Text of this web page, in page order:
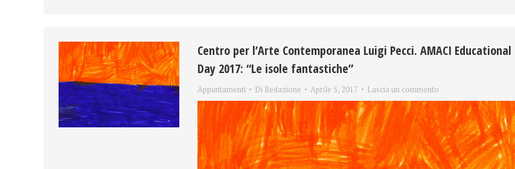
Centro per l’Arte Contemporanea Luigi Pecci. AMACI Educational
Day 2017: “Le isole fantastiche”
Appuntamenti Di Redazione Aprile 5, 2017 Lascia un commento